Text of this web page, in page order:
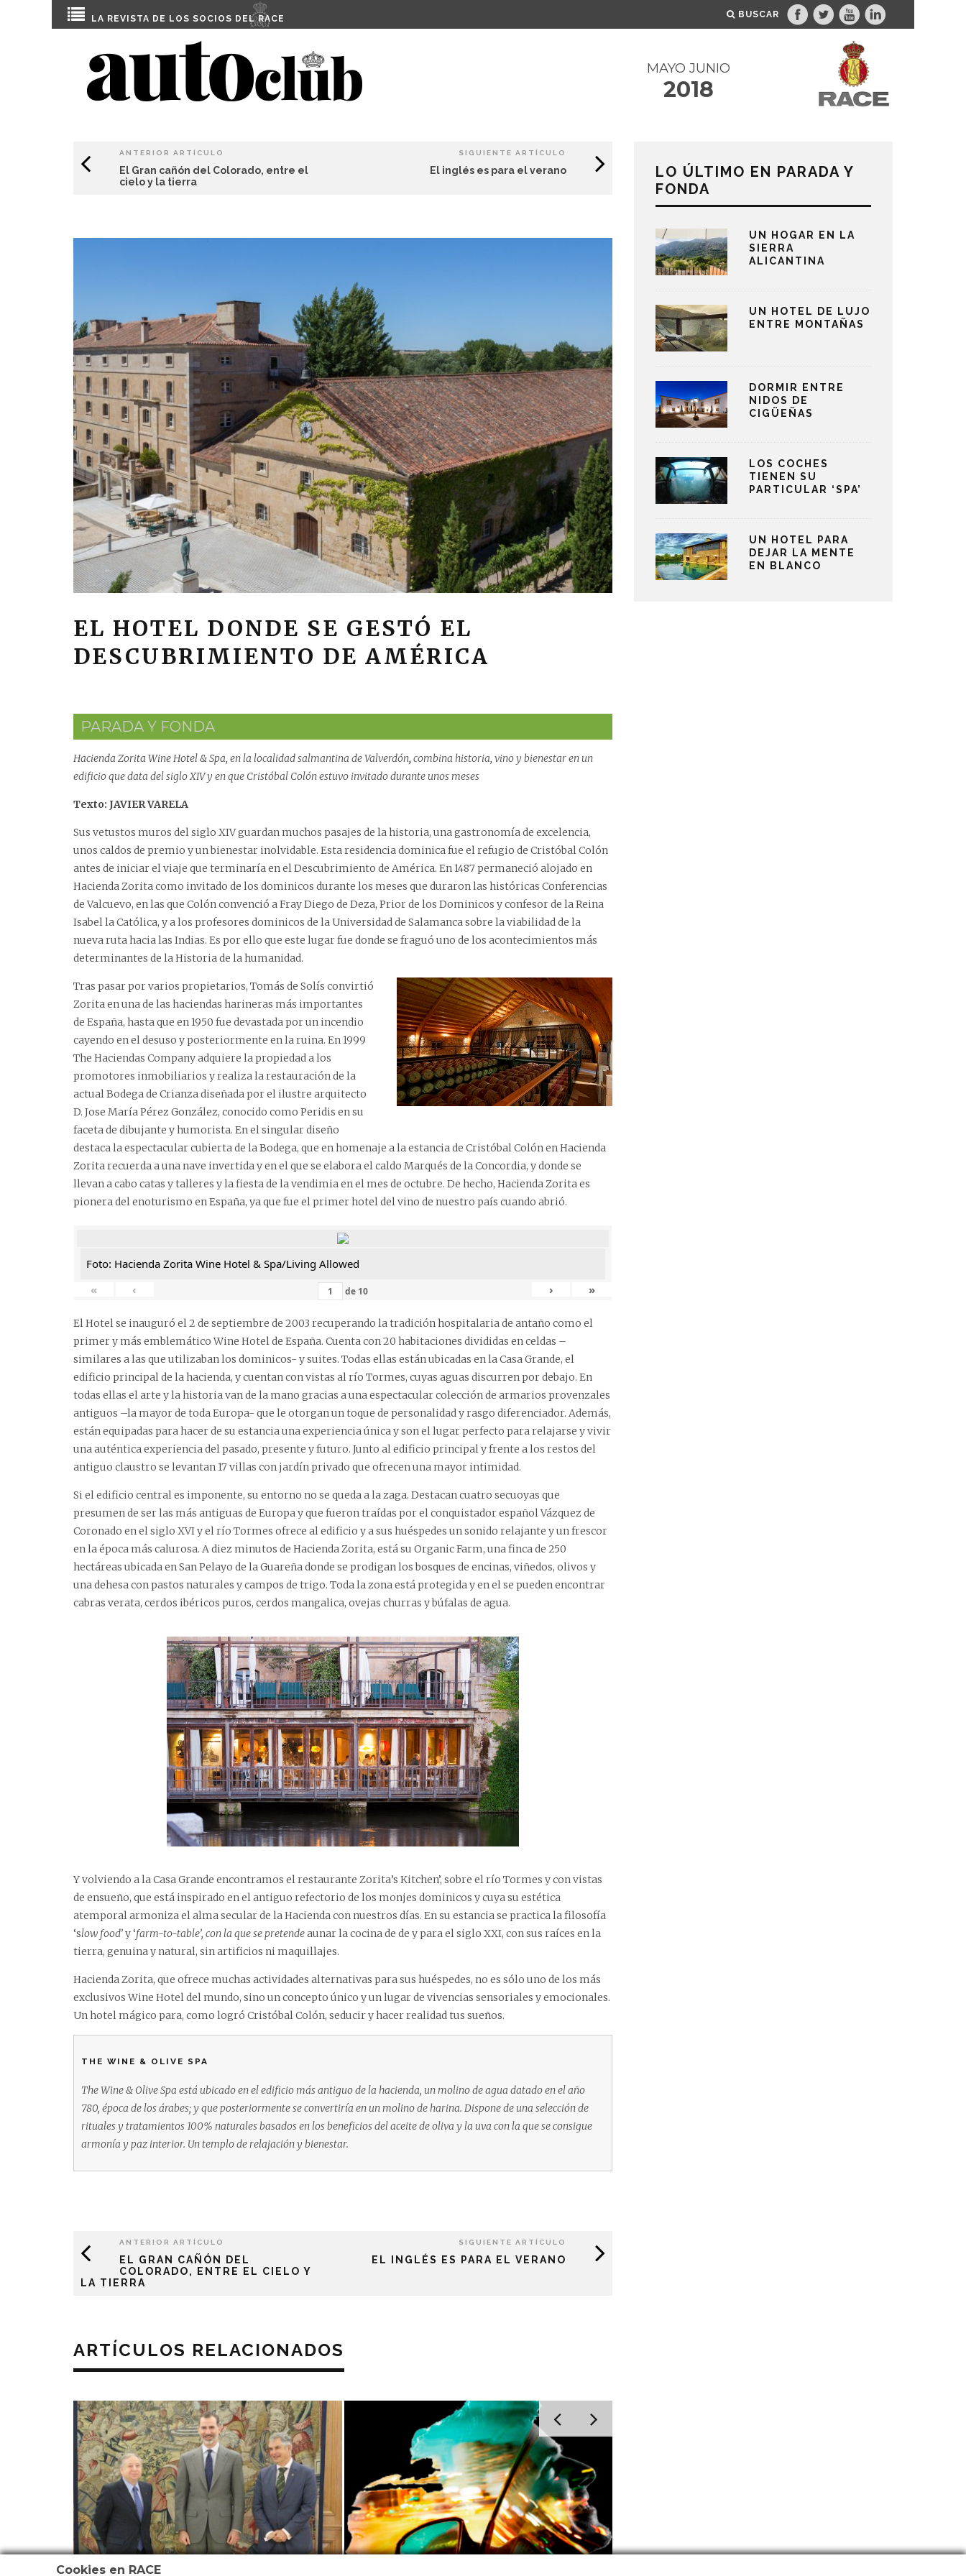
Cookies en RACE
LA REVISTA DE LOS SOCIOS DEL RACE BUSCAR
MAYO JUNIO
2018
ANTERIOR ARTÍCULO
El Gran cañón del Colorado, entre el
cielo y la tierra
SIGUIENTE ARTÍCULO
El inglés es para el verano
EL HOTEL DONDE SE GESTÓ EL
DESCUBRIMIENTO DE AMÉRICA
PARADA Y FONDA
Hacienda Zorita Wine Hotel & Spa, en la localidad salmantina de Valverdón,combina historia, vino y bienestar en un
edificio que data del siglo XIV y en que Cristóbal Colón estuvo invitado durante unos meses
Texto: JAVIER VARELA
Sus vetustos muros del siglo XIV guardan muchos pasajes de la historia, una gastronomía de excelencia,
unos caldos de premio y un bienestar inolvidable. Esta residencia dominica fue el refugio de Cristóbal Colón
antes de iniciar el viaje que terminaría en el Descubrimiento de América. En 1487 permaneció alojado en
Hacienda Zorita como invitado de los dominicos durante los meses que duraron las históricas Conferencias
de Valcuevo, en las que Colón convenció a Fray Diego de Deza, Prior de los Dominicos y confesor de la Reina
Isabel la Católica, y a los profesores dominicos de la Universidad de Salamanca sobre la viabilidad de la
nueva ruta hacia las Indias. Es por ello que este lugar fue donde se fraguó uno de los acontecimientos más
determinantes de la Historia de la humanidad.
Tras pasar por varios propietarios, Tomás de Solís convirtió
Zorita en una de las haciendas harineras más importantes
de España, hasta que en 1950 fue devastada por un incendio
cayendo en el desuso y posteriormente en la ruina. En 1999
The Haciendas Company adquiere la propiedad a los
promotores inmobiliarios y realiza la restauración de la
actual Bodega de Crianza diseñada por el ilustre arquitecto
D. Jose María Pérez González, conocido como Peridis en su
faceta de dibujante y humorista. En el singular diseño
destaca la espectacular cubierta de la Bodega, que en homenaje a la estancia de Cristóbal Colón en Hacienda
Zorita recuerda a una nave invertida y en el que se elabora el caldo Marqués de la Concordia, y donde se
llevan a cabo catas y talleres y la fiesta de la vendimia en el mes de octubre. De hecho, Hacienda Zorita es
pionera del enoturismo en España, ya que fue el primer hotel del vino de nuestro país cuando abrió.
Foto: Hacienda Zorita Wine Hotel & Spa/Living Allowed
«
‹ de 10 › »
El Hotel se inauguró el 2 de septiembre de 2003 recuperando la tradición hospitalaria de antaño como el
primer y más emblemático Wine Hotel de España. Cuenta con 20 habitaciones divididas en celdas –
similares a las que utilizaban los dominicos- y suites. Todas ellas están ubicadas en la Casa Grande, el
edificio principal de la hacienda, y cuentan con vistas al río Tormes, cuyas aguas discurren por debajo. En
todas ellas el arte y la historia van de la mano gracias a una espectacular colección de armarios provenzales
antiguos –la mayor de toda Europa- que le otorgan un toque de personalidad y rasgo diferenciador. Además,
están equipadas para hacer de su estancia una experiencia única y son el lugar perfecto para relajarse y vivir
una auténtica experiencia del pasado, presente y futuro. Junto al edificio principal y frente a los restos del
antiguo claustro se levantan 17 villas con jardín privado que ofrecen una mayor intimidad.
Si el edificio central es imponente, su entorno no se queda a la zaga. Destacan cuatro secuoyas que
presumen de ser las más antiguas de Europa y que fueron traídas por el conquistador español Vázquez de
Coronado en el siglo XVI y el río Tormes ofrece al edificio y a sus huéspedes un sonido relajante y un frescor
en la época más calurosa. A diez minutos de Hacienda Zorita, está su Organic Farm, una finca de 250
hectáreas ubicada en San Pelayo de la Guareña donde se prodigan los bosques de encinas, viñedos, olivos y
una dehesa con pastos naturales y campos de trigo. Toda la zona está protegida y en el se pueden encontrar
cabras verata, cerdos ibéricos puros, cerdos mangalica, ovejas churras y búfalas de agua.
Y volviendo a la Casa Grande encontramos el restaurante Zorita’s Kitchen’, sobre el río Tormes y con vistas
de ensueño, que está inspirado en el antiguo refectorio de los monjes dominicos y cuya su estética
atemporal armoniza el alma secular de la Hacienda con nuestros días. En su estancia se practica la filosofía
‘slow food’y ‘farm-to-table’, con la que se pretendeaunar la cocina de de y para el siglo XXI, con sus raíces en la
tierra, genuina y natural, sin artificios ni maquillajes.
Hacienda Zorita, que ofrece muchas actividades alternativas para sus huéspedes, no es sólo uno de los más
exclusivos Wine Hotel del mundo, sino un concepto único y un lugar de vivencias sensoriales y emocionales.
Un hotel mágico para, como logró Cristóbal Colón, seducir y hacer realidad tus sueños.
THE WINE & OLIVE SPA
The Wine & Olive Spa está ubicado en el edificio más antiguo de la hacienda, un molino de agua datado en el año
780, época de los árabes; y que posteriormente se convertiría en un molino de harina. Dispone de una selección de
rituales y tratamientos 100% naturales basados en los beneficios del aceite de oliva y la uva con la que se consigue
armonía y paz interior. Un templo de relajación y bienestar.
ANTERIOR ARTÍCULO
EL GRAN CAÑÓN DEL
COLORADO, ENTRE EL CIELO Y
LA TIERRA
SIGUIENTE ARTÍCULO
EL INGLÉS ES PARA EL VERANO
ARTÍCULOS RELACIONADOS
LO ÚLTIMO EN PARADA Y
FONDA
UN HOGAR EN LA
SIERRA
ALICANTINA
UN HOTEL DE LUJO
ENTRE MONTAÑAS
DORMIR ENTRE
NIDOS DE
CIGÜEÑAS
LOS COCHES
TIENEN SU
PARTICULAR ‘SPA’
UN HOTEL PARA
DEJAR LA MENTE
EN BLANCO